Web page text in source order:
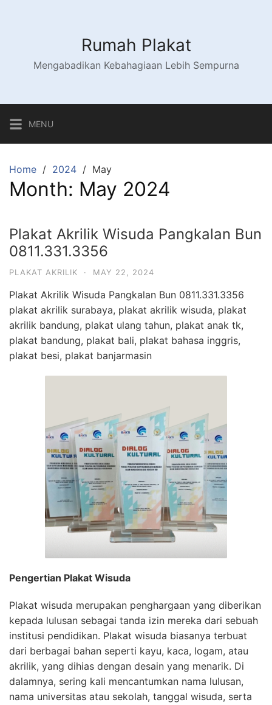
Rumah Plakat
Mengabadikan Kebahagiaan Lebih Sempurna
MENU
Home 2024 May
Month: May 2024
Plakat Akrilik Wisuda Pangkalan Bun
0811.331.3356
PLAKAT AKRILIK · MAY 22, 2024
Plakat Akrilik Wisuda Pangkalan Bun 0811.331.3356
plakat akrilik surabaya, plakat akrilik wisuda, plakat
akrilik bandung, plakat ulang tahun, plakat anak tk,
plakat bandung, plakat bali, plakat bahasa inggris,
plakat besi, plakat banjarmasin
Pengertian Plakat Wisuda
Plakat wisuda merupakan penghargaan yang diberikan
kepada lulusan sebagai tanda izin mereka dari sebuah
institusi pendidikan. Plakat wisuda biasanya terbuat
dari berbagai bahan seperti kayu, kaca, logam, atau
akrilik, yang dihias dengan desain yang menarik. Di
dalamnya, sering kali mencantumkan nama lulusan,
nama universitas atau sekolah, tanggal wisuda, serta